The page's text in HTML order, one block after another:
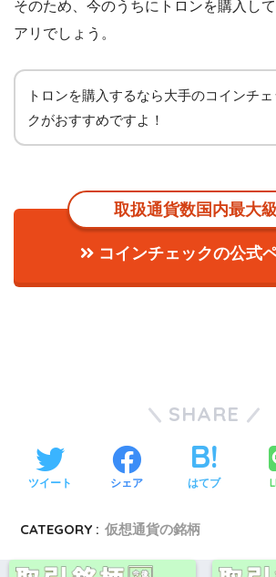
そのため、今のうちにトロンを購入し
アリでしょう。
トロンを購入するなら大手のコインチェ
クがおすすめですよ！
取扱通貨数国内最大級
コインチェックの公式
SHARE
ツイート シェア はてブ
CATEGORY : 仮想通貨の銘柄